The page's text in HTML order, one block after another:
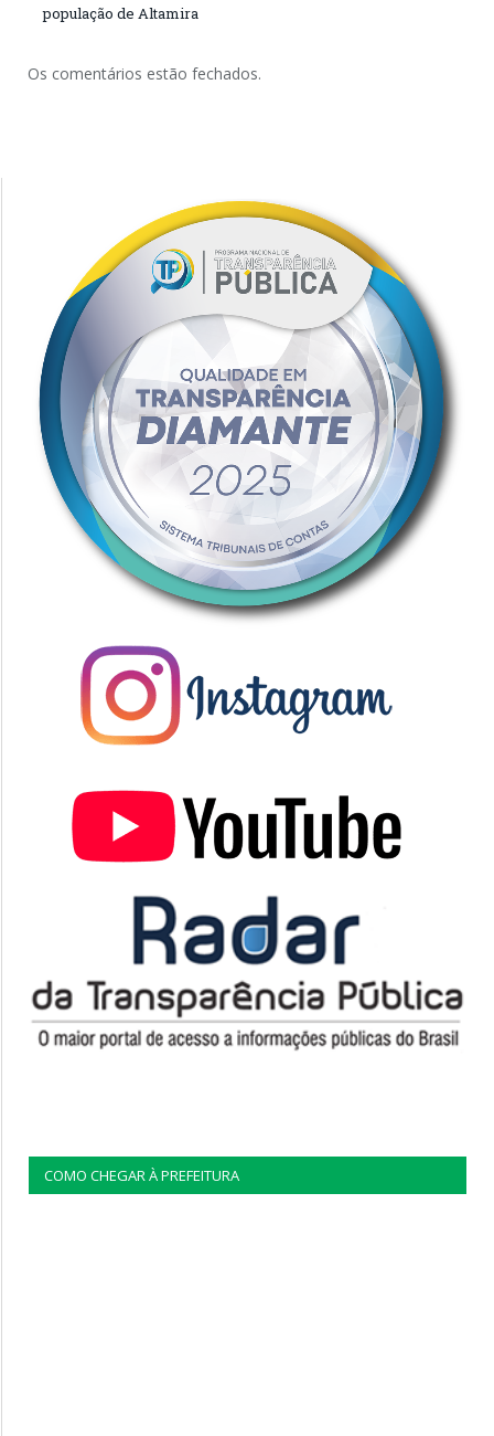
população de Altamira
Os comentários estão fechados.
COMO CHEGAR À PREFEITURA